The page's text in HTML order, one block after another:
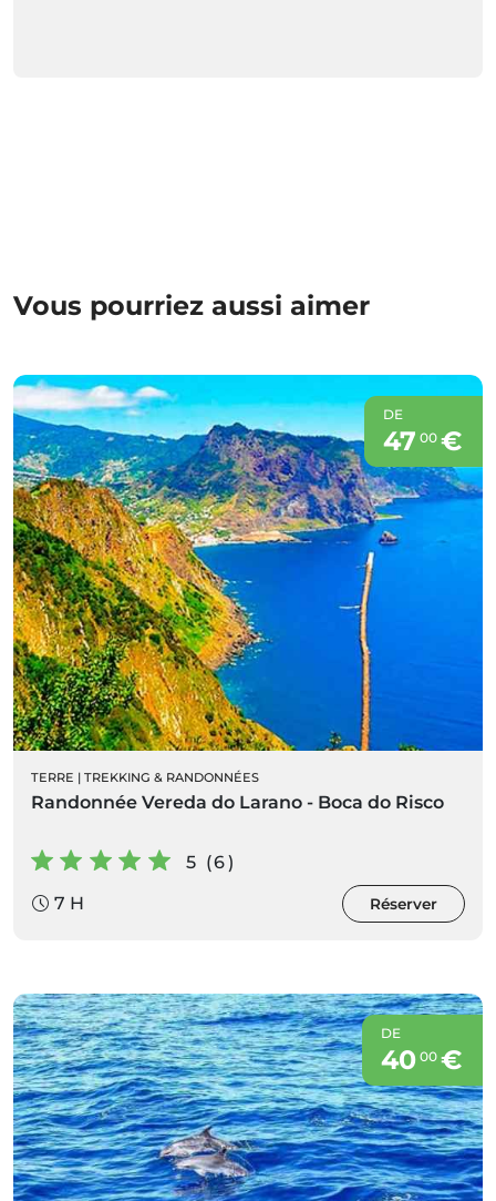
Vous pourriez aussi aimer
DE
47 00€
TERRE | TREKKING & RANDONNÉES
Randonnée Vereda do Larano - Boca do Risco
5 (6)
7 H
Réserver
DE
40 00€